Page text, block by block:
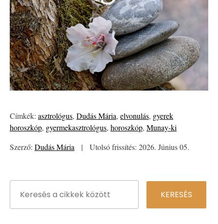
Címkék: asztrológus, Dudás Mária, elvonulás, gyerek
horoszkóp, gyermekasztrológus, horoszkóp, Munay-ki
Szerző: Dudás Mária | Utolsó frissítés: 2026. Június 05.